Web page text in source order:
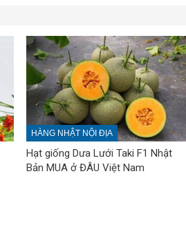
HÀNG NHẬT NỘI ĐỊA
Hạt giống Dưa Lưới Taki F1 Nhật
Bản MUA ở ĐÂU Việt Nam